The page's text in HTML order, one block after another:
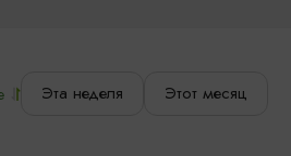
Эта неделя Этот месяц